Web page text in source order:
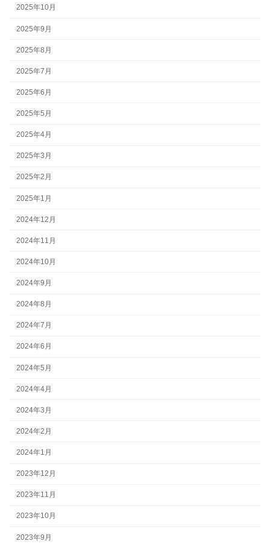
2025年10月
2025年9月
2025年8月
2025年7月
2025年6月
2025年5月
2025年4月
2025年3月
2025年2月
2025年1月
2024年12月
2024年11月
2024年10月
2024年9月
2024年8月
2024年7月
2024年6月
2024年5月
2024年4月
2024年3月
2024年2月
2024年1月
2023年12月
2023年11月
2023年10月
2023年9月